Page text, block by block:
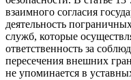
взаимного согласия
деятельность
служб, которые
ответственность за
пересечения внешних
не упоминается в